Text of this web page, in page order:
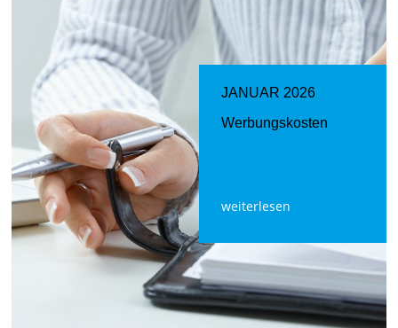
JANUAR 2026
Werbungskosten
weiterlesen